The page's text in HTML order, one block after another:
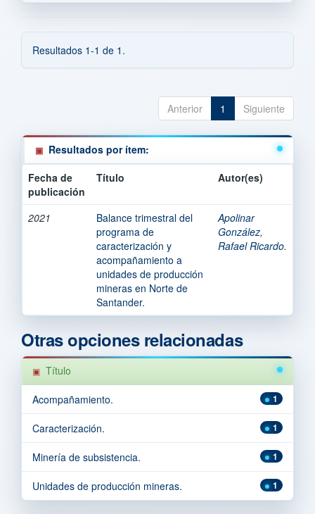
Resultados 1-1 de 1.
Anterior 1 Siguiente
Resultados por ítem:
Fecha de
publicación
Título Autor(es)
2021
Balance trimestral del
programa de
caracterización y
acompañamiento a
unidades de producción
mineras en Norte de
Santander.
Apolinar
González,
Rafael Ricardo.
Otras opciones relacionadas
Título
1
Acompañamiento.
1
Caracterización.
1
Minería de subsistencia.
1
Unidades de producción mineras.